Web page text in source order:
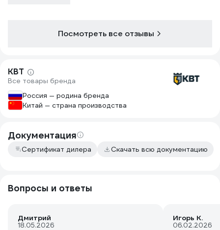
Посмотреть все отзывы
КВТ
Все товары бренда
Россия — родина бренда
Китай — страна производства
Документация
Сертификат дилера Скачать всю документацию
Вопросы и ответы
Дмитрий
18.05.2026
Игорь К.
06.02.2026